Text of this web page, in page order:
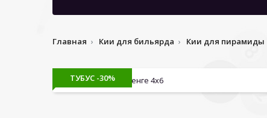
Главная Кии для бильярда Кии для пирамиды
ТУБУС -30%